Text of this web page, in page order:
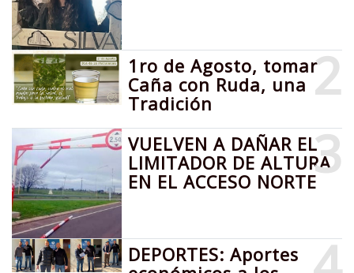
2
1ro de Agosto, tomar
Caña con Ruda, una
Tradición
3
VUELVEN A DAÑAR EL
LIMITADOR DE ALTURA
EN EL ACCESO NORTE
DEPORTES: Aportes